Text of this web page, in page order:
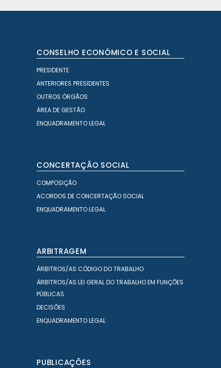
CONSELHO ECONÓMICO E SOCIAL
PRESIDENTE
ANTERIORES PRESIDENTES
OUTROS ÓRGÃOS
ÁREA DE GESTÃO
ENQUADRAMENTO LEGAL
CONCERTAÇÃO SOCIAL
COMPOSIÇÃO
ACORDOS DE CONCERTAÇÃO SOCIAL
ENQUADRAMENTO LEGAL
ARBITRAGEM
ÁRBITROS/AS CÓDIGO DO TRABALHO
ÁRBITROS/AS LEI GERAL DO TRABALHO EM FUNÇÕES
PÚBLICAS
DECISÕES
ENQUADRAMENTO LEGAL
PUBLICAÇÕES